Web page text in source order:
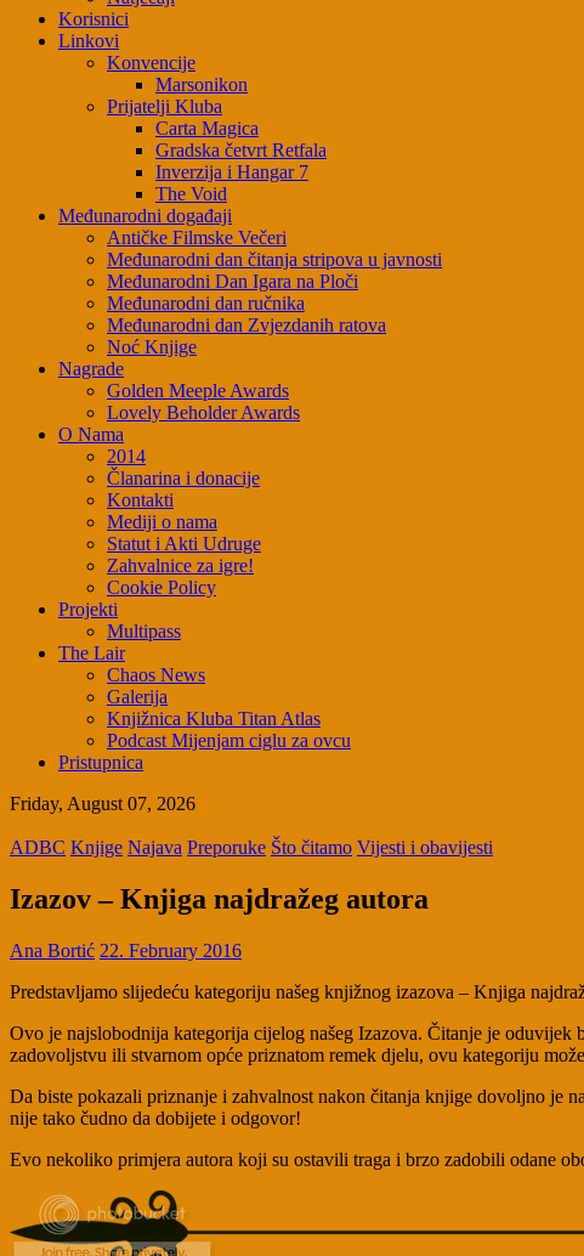
Korisnici
Linkovi
Konvencije
Marsonikon
Prijatelji Kluba
Carta Magica
Gradska četvrt Retfala
Inverzija i Hangar 7
The Void
Međunarodni događaji
Antičke Filmske Večeri
Međunarodni dan čitanja stripova u javnosti
Međunarodni Dan Igara na Ploči
Međunarodni dan ručnika
Međunarodni dan Zvjezdanih ratova
Noć Knjige
Nagrade
Golden Meeple Awards
Lovely Beholder Awards
O Nama
2014
Članarina i donacije
Kontakti
Mediji o nama
Statut i Akti Udruge
Zahvalnice za igre!
Cookie Policy
Projekti
Multipass
The Lair
Chaos News
Galerija
Knjižnica Kluba Titan Atlas
Podcast Mijenjam ciglu za ovcu
Pristupnica
Friday, August 07, 2026
ADBC Knjige Najava Preporuke Što čitamo Vijesti i obavijesti
Izazov – Knjiga najdražeg autora
Ana Bortić 22. February 2016
Predstavljamo slijedeću kategoriju našeg knjižnog izazova – Knjiga
Ovo je najslobodnija kategorija cijelog našeg Izazova. Čitanje je
zadovoljstvu ili stvarnom opće priznatom remek djelu, ovu kategoriju
Da biste pokazali priznanje i zahvalnost nakon čitanja knjige dovoljno je
nije tako čudno da dobijete i odgovor!
Evo nekoliko primjera autora koji su ostavili traga i brzo zadobili odane